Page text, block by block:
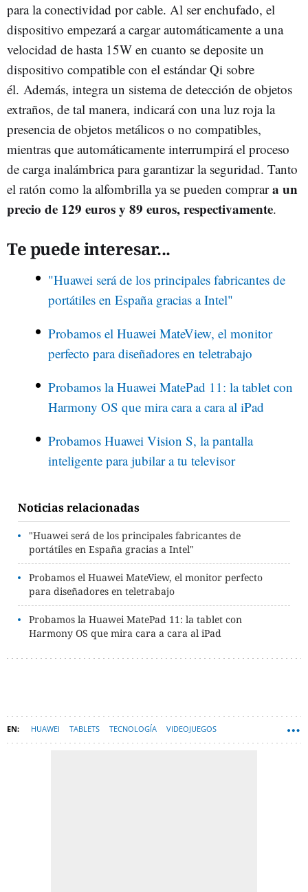
para la conectividad por cable. Al ser enchufado, el
dispositivo empezará a cargar automáticamente a una
velocidad de hasta 15W en cuanto se deposite un
dispositivo compatible con el estándar Qi sobre
él. Además, integra un sistema de detección de objetos
extraños, de tal manera, indicará con una luz roja la
presencia de objetos metálicos o no compatibles,
mientras que automáticamente interrumpirá el proceso
de carga inalámbrica para garantizar la seguridad. Tanto
el ratón como la alfombrilla ya se pueden comprara un
precio de 129 euros y 89 euros, respectivamente.
Te puede interesar...
"Huawei será de los principales fabricantes de
portátiles en España gracias a Intel"
Probamos el Huawei MateView, el monitor
perfecto para diseñadores en teletrabajo
Probamos la Huawei MatePad 11: la tablet con
Harmony OS que mira cara a cara al iPad
Probamos Huawei Vision S, la pantalla
inteligente para jubilar a tu televisor
Noticias relacionadas
"Huawei será de los principales fabricantes de
portátiles en España gracias a Intel"
Probamos el Huawei MateView, el monitor perfecto
para diseñadores en teletrabajo
Probamos la Huawei MatePad 11: la tablet con
Harmony OS que mira cara a cara al iPad
HUAWEI TABLETS TECNOLOGÍA VIDEOJUEGOS